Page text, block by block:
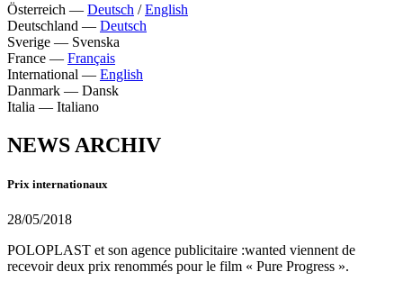
Österreich — Deutsch /English
Deutschland — Deutsch
Sverige — Svenska
France — Français
International — English
Danmark — Dansk
Italia — Italiano
NEWS ARCHIV
Prix internationaux
28/05/2018
POLOPLAST et son agence publicitaire :wanted viennent de
recevoir deux prix renommés pour le film « Pure Progress ».